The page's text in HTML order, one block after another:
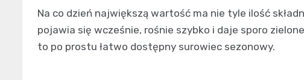
Na co dzień największą wartość ma nie tyle ilość
pojawia się wcześnie, rośnie szybko i daje sporo
to po prostu łatwo dostępny surowiec sezonowy.